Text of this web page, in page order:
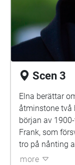
Scen 3
Elna berättar
åtminstone två
början av
Frank, som
tro på nånting
more